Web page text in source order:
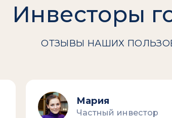
Инвесторы
ОТЗЫВЫ НАШИХ
Мария
Частный инвестор